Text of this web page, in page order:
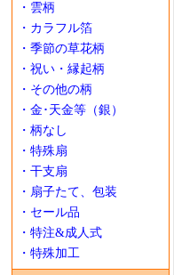
・雲柄
・カラフル箔
・季節の草花柄
・祝い・縁起柄
・その他の柄
・金･天金等（銀）
・柄なし
・特殊扇
・干支扇
・扇子たて、包装
・セール品
・特注&成人式
・特殊加工